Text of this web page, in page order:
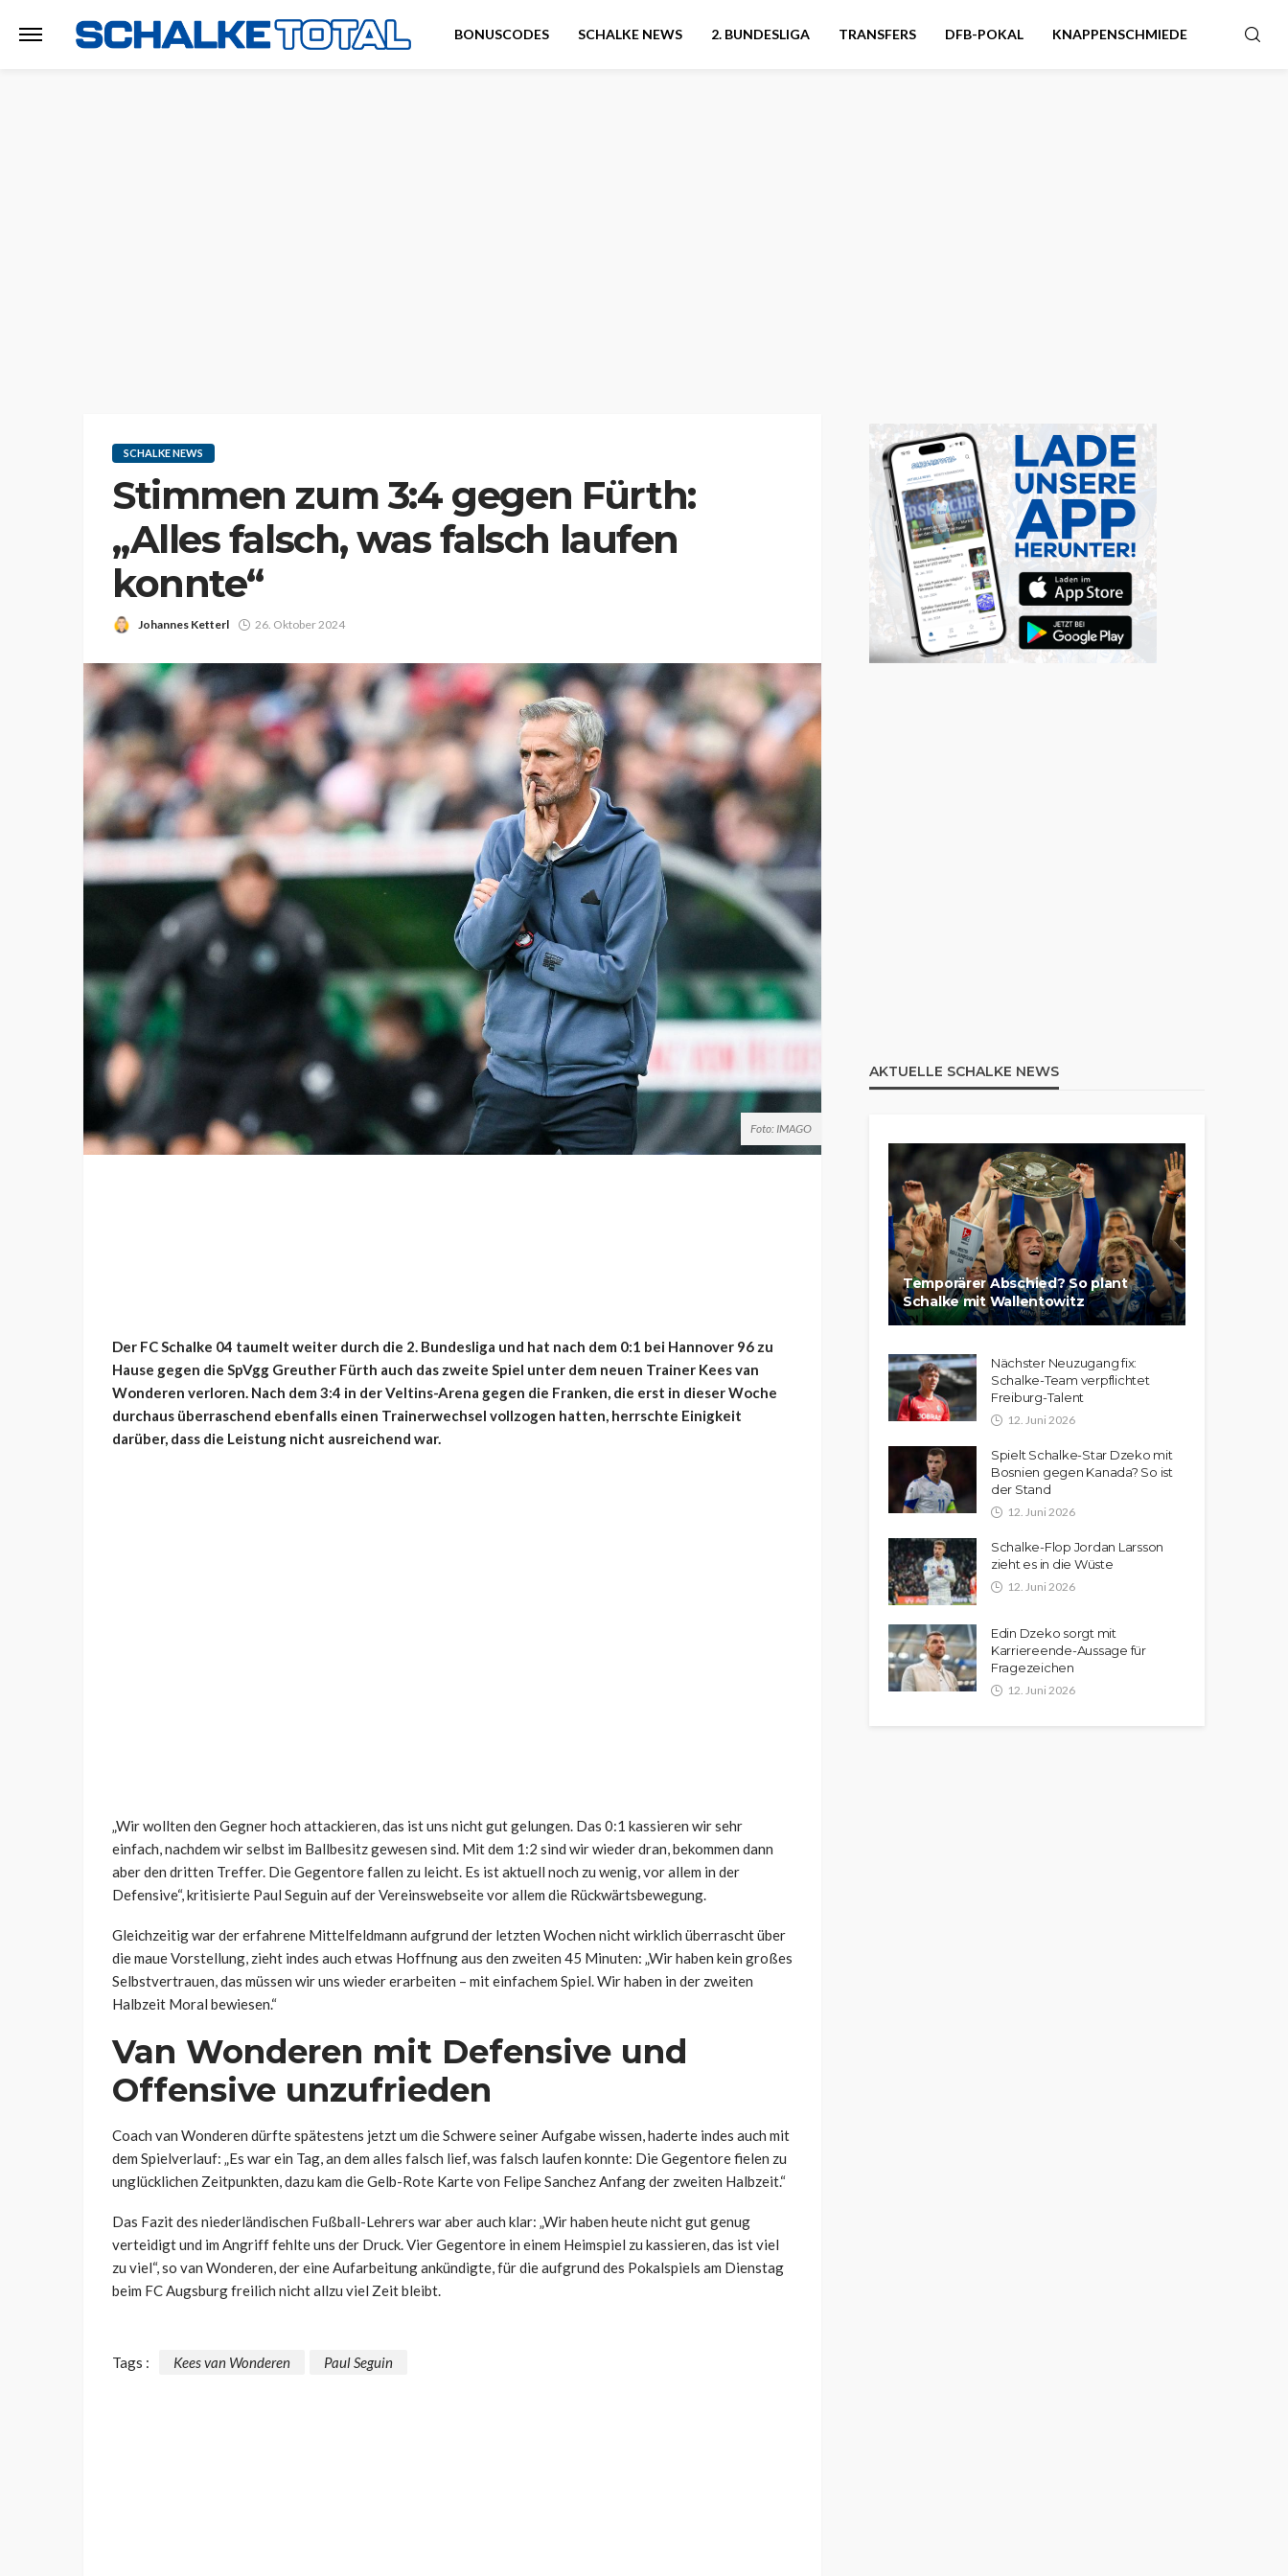
BONUSCODES SCHALKE NEWS 2. BUNDESLIGA TRANSFERS DFB-POKAL KNAPPENSCHMIEDE
SCHALKE NEWS
Stimmen zum 3:4 gegen Fürth:
„Alles falsch, was falsch laufen
konnte“
Johannes Ketterl 26. Oktober 2024
Foto: IMAGO
Der FC Schalke 04 taumelt weiter durch die 2. Bundesliga und hat nach dem 0:1 bei Hannover 96 zu
Hause gegen die SpVgg Greuther Fürth auch das zweite Spiel unter dem neuen Trainer Kees van
Wonderen verloren. Nach dem 3:4 in der Veltins-Arena gegen die Franken, die erst in dieser Woche
durchaus überraschend ebenfalls einen Trainerwechsel vollzogen hatten, herrschte Einigkeit
darüber, dass die Leistung nicht ausreichend war.
„Wir wollten den Gegner hoch attackieren, das ist uns nicht gut gelungen. Das 0:1 kassieren wir sehr
einfach, nachdem wir selbst im Ballbesitz gewesen sind. Mit dem 1:2 sind wir wieder dran, bekommen dann
aber den dritten Treffer. Die Gegentore fallen zu leicht. Es ist aktuell noch zu wenig, vor allem in der
Defensive“, kritisierte Paul Seguin auf der Vereinswebseite vor allem die Rückwärtsbewegung.
Gleichzeitig war der erfahrene Mittelfeldmann aufgrund der letzten Wochen nicht wirklich überrascht über
die maue Vorstellung, zieht indes auch etwas Hoffnung aus den zweiten 45 Minuten: „Wir haben kein großes
Selbstvertrauen, das müssen wir uns wieder erarbeiten – mit einfachem Spiel. Wir haben in der zweiten
Halbzeit Moral bewiesen.“
Van Wonderen mit Defensive und
Offensive unzufrieden
Coach van Wonderen dürfte spätestens jetzt um die Schwere seiner Aufgabe wissen, haderte indes auch mit
dem Spielverlauf: „Es war ein Tag, an dem alles falsch lief, was falsch laufen konnte: Die Gegentore fielen zu
unglücklichen Zeitpunkten, dazu kam die Gelb-Rote Karte von Felipe Sanchez Anfang der zweiten Halbzeit.“
Das Fazit des niederländischen Fußball-Lehrers war aber auch klar: „Wir haben heute nicht gut genug
verteidigt und im Angriff fehlte uns der Druck. Vier Gegentore in einem Heimspiel zu kassieren, das ist viel
zu viel“, so van Wonderen, der eine Aufarbeitung ankündigte, für die aufgrund des Pokalspiels am Dienstag
beim FC Augsburg freilich nicht allzu viel Zeit bleibt.
Tags : Kees van Wonderen Paul Seguin
AKTUELLE SCHALKE NEWS
Temporärer Abschied? So plant
Schalke mit Wallentowitz
Nächster Neuzugang fix:
Schalke-Team verpflichtet
Freiburg-Talent
12. Juni 2026
Spielt Schalke-Star Dzeko mit
Bosnien gegen Kanada? So ist
der Stand
12. Juni 2026
Schalke-Flop Jordan Larsson
zieht es in die Wüste
12. Juni 2026
Edin Dzeko sorgt mit
Karriereende-Aussage für
Fragezeichen
12. Juni 2026